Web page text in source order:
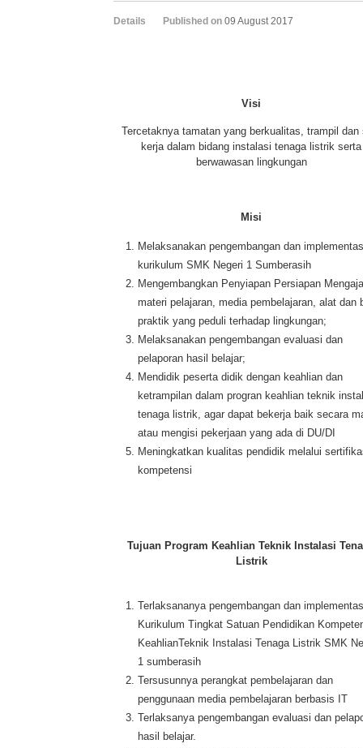
Details Published on 09 August 2017
Visi
Tercetaknya tamatan yang berkualitas, trampil dan
kerja dalam bidang instalasi tenaga listrik serta
berwawasan lingkungan
Misi
Melaksanakan pengembangan dan
kurikulum SMK Negeri 1 Sumberasih
Mengembangkan Penyiapan Persiapan
materi pelajaran, media pembelajaran, alat dan
praktik yang peduli terhadap lingkungan;
Melaksanakan pengembangan evaluasi dan
pelaporan hasil belajar;
Mendidik peserta didik dengan keahlian dan
ketrampilan dalam progran keahlian teknik
tenaga listrik, agar dapat bekerja baik secara
atau mengisi pekerjaan yang ada di DU/DI
Meningkatkan kualitas pendidik melalui
kompetensi
Tujuan Program Keahlian Teknik Instalasi
Listrik
Terlaksananya pengembangan dan
Kurikulum Tingkat Satuan Pendidikan
KeahlianTeknik Instalasi Tenaga Listrik SMK
1 sumberasih
Tersusunnya perangkat pembelajaran dan
penggunaan media pembelajaran berbasis IT
Terlaksanya pengembangan evaluasi dan
hasil belajar.